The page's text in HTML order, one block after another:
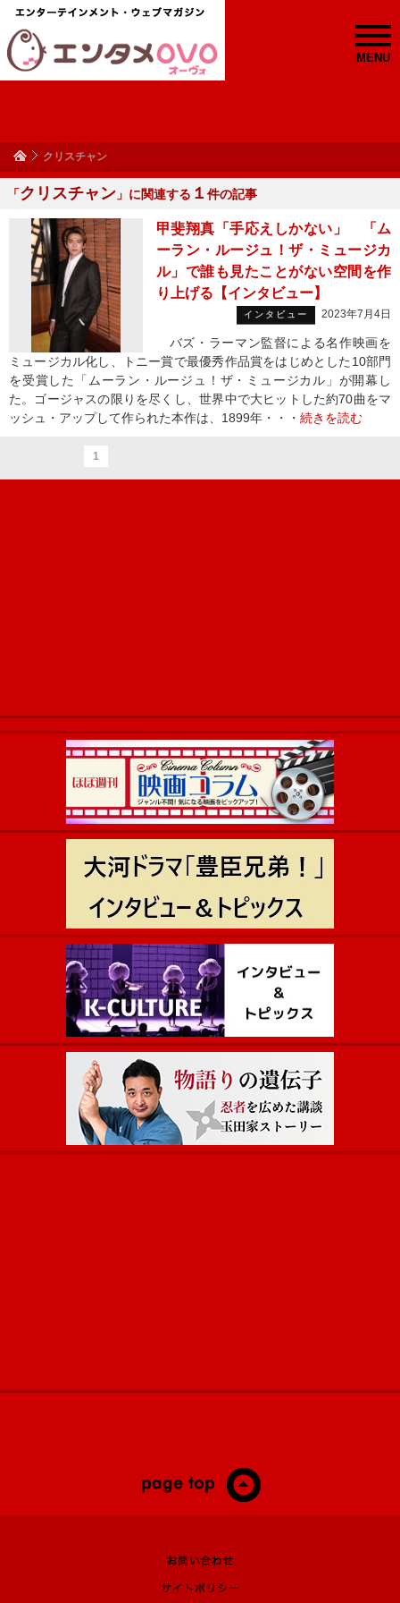
MENU
クリスチャン
「クリスチャン 」に関連する １ 件の記事
甲斐翔真「手応えしかない」 「ム
ーラン・ルージュ！ザ・ミュージカ
ル」で誰も見たことがない空間を作
り上げる【インタビュー】
インタビュー 2023年7月4日
バズ・ラーマン監督による名作映画を
ミュージカル化し、トニー賞で最優秀作品賞をはじめとした10部門
を受賞した「ムーラン・ルージュ！ザ・ミュージカル」が開幕し
た。ゴージャスの限りを尽くし、世界中で大ヒットした約70曲をマ
ッシュ・アップして作られた本作は、1899年・・・ 続きを読む
1